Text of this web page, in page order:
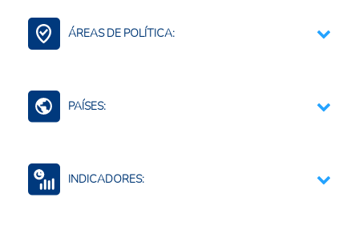
Agroalimentario (total)
ÁREAS DE POLÍTICA:
PAÍSES:
INDICADORES: